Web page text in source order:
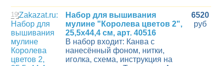
19
Набор для вышивания
мулине "Королева цветов 2",
25,5х44,4 см, арт. 40516
В набор входит: Канва с
нанесённый фоном, нитки,
иголка, схема, инструкция на
6520
руб